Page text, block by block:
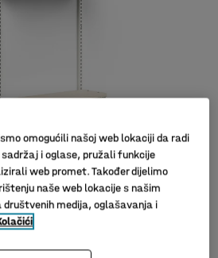
Slični proizvodi
omogućili našoj web lokaciji da radi
i oglase, pružali funkcije
web promet. Također dijelimo
naše web lokacije s našim
medija, oglašavanja i